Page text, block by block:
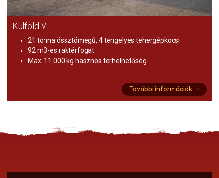
Külföld V.
21 tonna össztömegű, 4 tengelyes tehergépkocsi
92 m3-es raktérfogat
Max. 11.000 kg hasznos terhelhetőség
További információk ⤑